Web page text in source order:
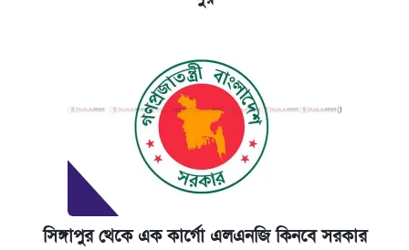
সিঙ্গাপুর থেকে এক কার্গো এলএনজি কিনবে সরকার